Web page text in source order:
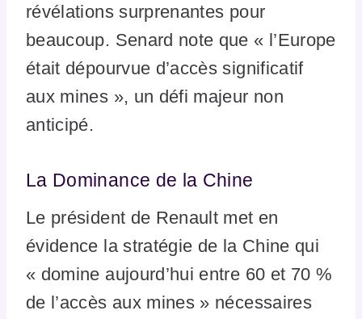
révélations surprenantes pour
beaucoup. Senard note que « l’Europe
était dépourvue d’accès significatif
aux mines », un défi majeur non
anticipé.
La Dominance de la Chine
Le président de Renault met en
évidence la stratégie de la Chine qui
« domine aujourd’hui entre 60 et 70 %
de l’accès aux mines » nécessaires